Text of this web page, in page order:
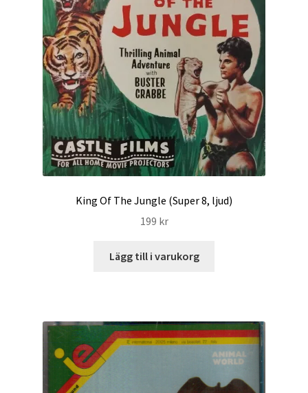
King Of The Jungle (Super 8, ljud)
199 kr
Lägg till i varukorg